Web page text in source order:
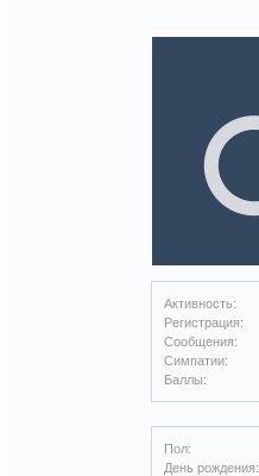
Активность:
Регистрация:
Сообщения:
Симпатии:
Баллы:
Пол:
День рождения: